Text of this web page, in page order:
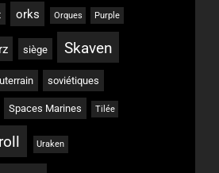
orks Orques Purple
siège Skaven
soviétiques
Spaces Marines Tilée
Uraken